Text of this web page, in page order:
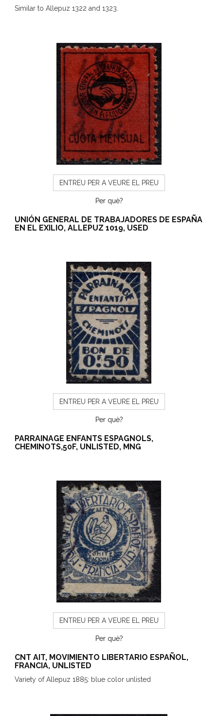
Similar to Allepuz 1322 and 1323.
ENTREU PER A VEURE EL PREU
Per què?
UNIÓN GENERAL DE TRABAJADORES DE ESPAÑA
EN EL EXILIO, ALLEPUZ 1019, USED
ENTREU PER A VEURE EL PREU
Per què?
PARRAINAGE ENFANTS ESPAGNOLS,
CHEMINOTS,50F, UNLISTED, MNG
ENTREU PER A VEURE EL PREU
Per què?
CNT AIT, MOVIMIENTO LIBERTARIO ESPAÑOL,
FRANCIA, UNLISTED
Variety of Allepuz 1885: blue color unlisted